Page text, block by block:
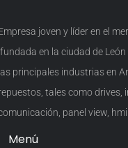
joven y líder en el
en la ciudad de
principales industrias en
tales como drives,
panel view,
Menú